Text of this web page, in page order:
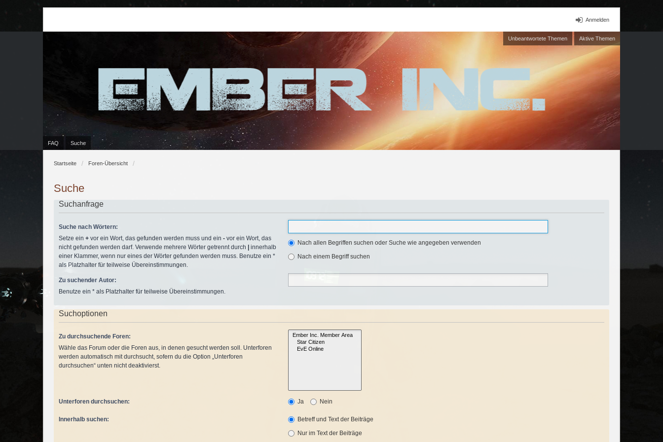
Anmelden
Unbeantwortete Themen Aktive Themen
FAQ Suche
Startseite Foren-Übersicht
Suche
Suchanfrage
Suche nach Wörtern:
Setze ein + vor ein Wort, das gefunden werden muss und ein - vor ein Wort, das
nicht gefunden werden darf. Verwende mehrere Wörter getrennt durch
innerhalb
einer Klammer, wenn nur eines der Wörter gefunden werden muss. Benutze ein *
als Platzhalter für teilweise Übereinstimmungen.
Nach allen Begriffen suchen oder Suche wie angegeben verwenden
Nach einem Begriff suchen
Zu suchender Autor:
Benutze ein * als Platzhalter für teilweise Übereinstimmungen.
Suchoptionen
Zu durchsuchende Foren:
Wähle das Forum oder die Foren aus, in denen gesucht werden soll. Unterforen
werden automatisch mit durchsucht, sofern du die Option „Unterforen
durchsuchen“ unten nicht deaktivierst.
Unterforen durchsuchen: Ja Nein
Innerhalb suchen:
Betreff und Text der Beiträge
Nur im Text der Beiträge